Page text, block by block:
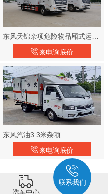
东风天锦杂项危险物品厢式运输车
来电询底价
东风汽油3.3米杂项
来电询底价
选车中心
联系我们